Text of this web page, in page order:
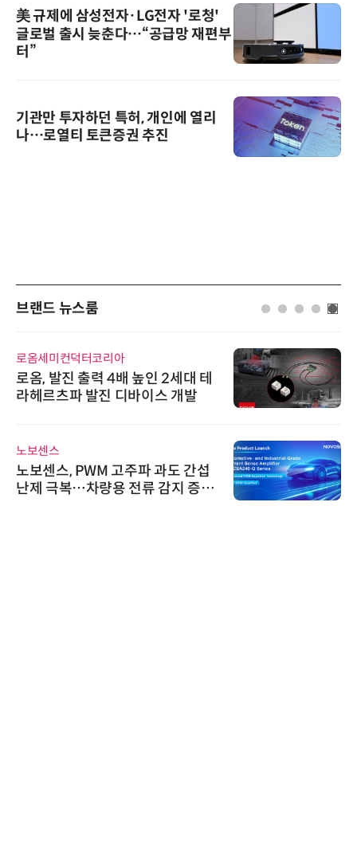
美 규제에 삼성전자·LG전자 '로청'
글로벌 출시 늦춘다…“공급망 재편부
터”
기관만 투자하던 특허, 개인에 열리
나…로열티 토큰증권 추진
브랜드 뉴스룸
로옴세미컨덕터코리아
로옴, 발진 출력 4배 높인 2세대 테
라헤르츠파 발진 디바이스 개발
노보센스
노보센스, PWM 고주파 과도 간섭
난제 극복…차량용 전류 감지 증폭